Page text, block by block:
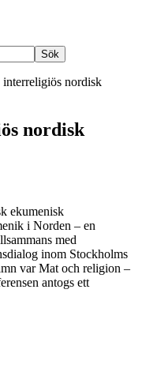
Sök
nordisk
nordisk
ekumenisk
i Norden – en
med
inom Stockholms
var Mat och religion –
antogs ett